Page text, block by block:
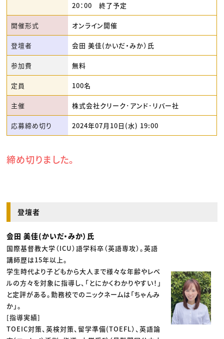
20：00 終了予定
開催形式 オンライン開催
登壇者 会田 美佳(かいだ・みか）氏
参加費 無料
定員 100名
主催 株式会社クリーク･アンド･リバー社
応募締め切り 2024年07月10日(水) 19:00
締め切りました。
登壇者
会田 美佳(かいだ・みか）氏
国際基督教大学（ICU）語学科卒（英語専攻）。英語
講師歴は15年以上。
学生時代より子どもから大人まで様々な年齢やレベ
ルの方々を対象に指導し、「とにかくわかりやすい！」
と定評がある。勤務校でのニックネームは「ちゃんみ
か」。
[指導実績]
TOEIC対策、英検対策、留学準備(TOEFL）、英語論